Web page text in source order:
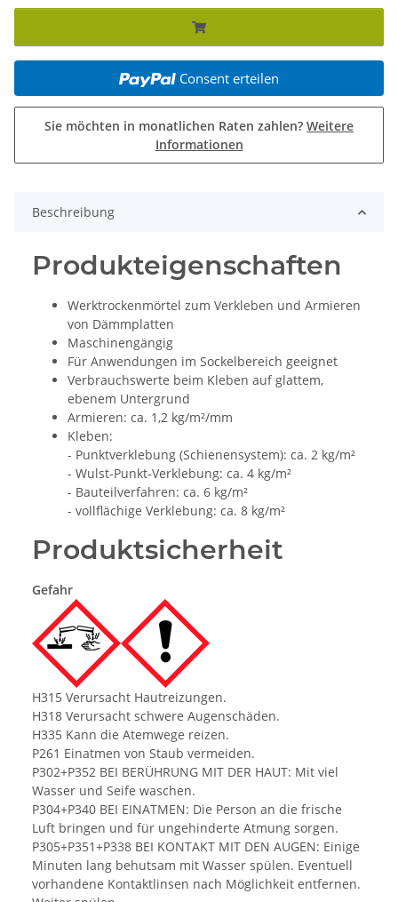
Consent erteilen
Sie möchten in monatlichen Raten zahlen? Weitere
Informationen
Beschreibung
Produkteigenschaften
Werktrockenmörtel zum Verkleben und Armieren
von Dämmplatten
Maschinengängig
Für Anwendungen im Sockelbereich geeignet
Verbrauchswerte beim Kleben auf glattem,
ebenem Untergrund
Armieren: ca. 1,2 kg/m²/mm
Kleben:
- Punktverklebung (Schienensystem): ca. 2 kg/m²
- Wulst-Punkt-Verklebung: ca. 4 kg/m²
- Bauteilverfahren: ca. 6 kg/m²
- vollflächige Verklebung: ca. 8 kg/m²
Produktsicherheit
Gefahr
H315 Verursacht Hautreizungen.
H318 Verursacht schwere Augenschäden.
H335 Kann die Atemwege reizen.
P261 Einatmen von Staub vermeiden.
P302+P352 BEI BERÜHRUNG MIT DER HAUT: Mit viel
Wasser und Seife waschen.
P304+P340 BEI EINATMEN: Die Person an die frische
Luft bringen und für ungehinderte Atmung sorgen.
P305+P351+P338 BEI KONTAKT MIT DEN AUGEN: Einige
Minuten lang behutsam mit Wasser spülen. Eventuell
vorhandene Kontaktlinsen nach Möglichkeit entfernen.